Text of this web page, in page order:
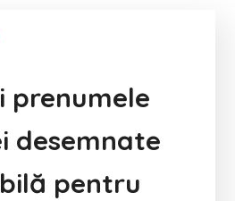
prenumele
desemnate
pentru